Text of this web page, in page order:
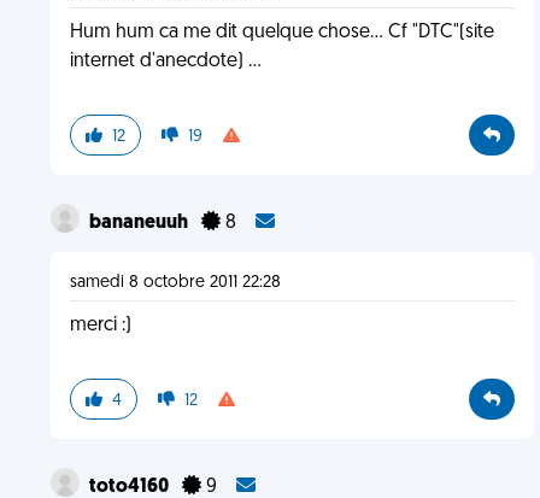
Hum hum ca me dit quelque chose... Cf "DTC"(site
internet d'anecdote) ...
12 19
bananeuuh 8
samedi 8 octobre 2011 22:28
merci :)
4 12
toto4160 9